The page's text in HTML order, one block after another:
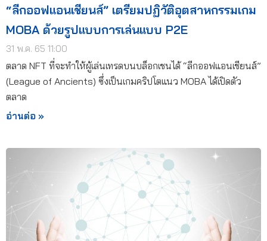
“ลีกออฟแอนเชียนส์” เตรียมปฏิวัติอุตสาหกรรมเกม
MOBA ด้วยรูปแบบการเล่นแบบ P2E
31 พ.ค. 65 11:00
ตลาด NFT ที่จะทำให้ผู้เล่นเทรดบนบล็อกเชนได้ “ลีกออฟแอนเชียนส์”
(League of Ancients) ซึ่งเป็นเกมคริปโตแนว MOBA ได้เปิดตัว
ตลาด
อ่านต่อ »